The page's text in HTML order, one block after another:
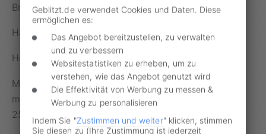
Bremen: 150 m
Hamburg: kein Mindestabstand
Hessen: 100 m
Mecklenburg-Vorpommern: üblicherweise 100
m auf Autobahnen und auf Kraftfahrstraßen
250 m
Geblitzt.de verwendet Cookies und Daten. Diese
ermöglichen es:
Das Angebot bereitzustellen, zu verwalten
und zu verbessern
Websitestatistiken zu erheben, um zu
verstehen, wie das Angebot genutzt wird
Die Effektivität von Werbung zu messen &
Werbung zu personalisieren
Indem Sie "Zustimmen und weiter" klicken, stimmen
Sie diesen zu (Ihre Zustimmung ist jederzeit